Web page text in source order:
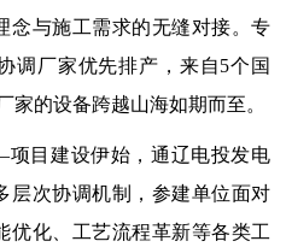
念与施工需求的无缝对接。专
调厂家优先排产，来自5个国
家的设备跨越山海如期而至。
项目建设伊始，通辽电投发电
层次协调机制，参建单位面对
优化、工艺流程革新等各类工